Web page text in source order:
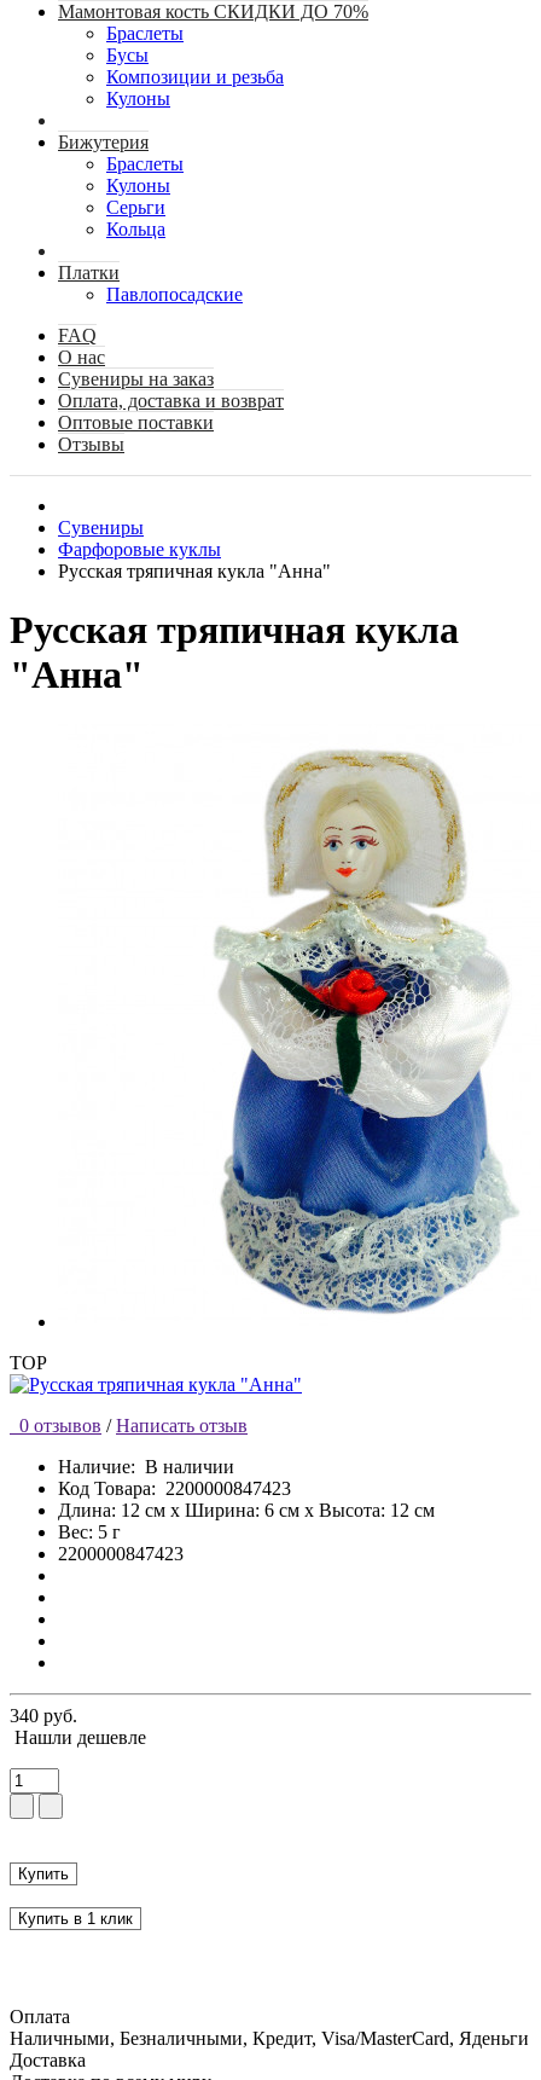
Мамонтовая кость СКИДКИ ДО 70%
Браслеты
Бусы
Композиции и резьба
Кулоны
Бижутерия
Браслеты
Кулоны
Серьги
Кольца
Платки
Павлопосадские
FAQ
О нас
Сувениры на заказ
Оплата, доставка и возврат
Оптовые поставки
Отзывы
Сувениры
Фарфоровые куклы
Русская тряпичная кукла "Анна"
Русская тряпичная кукла
"Анна"
TOP
0 отзывов / Написать отзыв
Наличие: В наличии
Код Товара: 2200000847423
Длина: 12 см x Ширина: 6 см x Высота: 12 см
Вес: 5 г
2200000847423
340 руб.
Нашли дешевле
Купить
Купить в 1 клик
Оплата
Наличными, Безналичными, Кредит, Visa/MasterCard, Яденьги
Доставка